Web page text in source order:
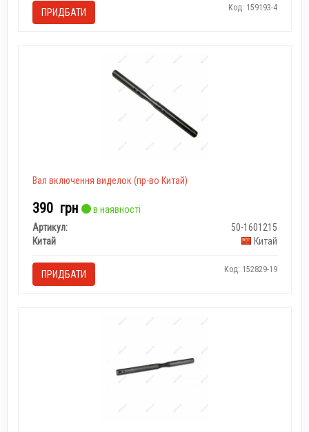
ПРИДБАТИ Код: 159193-4
Вал включення виделок (пр-во Китай)
390 грн
в наявності
Артикул:
50-1601215
Китай
Китай
ПРИДБАТИ Код: 152829-19